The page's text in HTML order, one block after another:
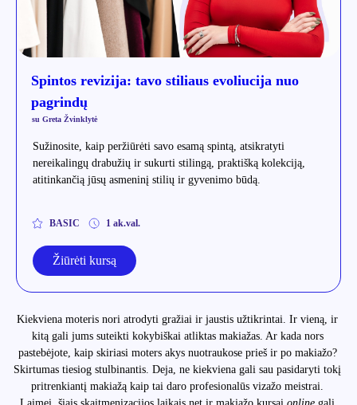
Spintos revizija: tavo stiliaus evoliucija nuo
pagrindų
su Greta Žvinklytė
Sužinosite, kaip peržiūrėti savo esamą spintą, atsikratyti
nereikalingų drabužių ir sukurti stilingą, praktišką kolekciją,
atitinkančią jūsų asmeninį stilių ir gyvenimo būdą.
BASIC 1 ak.val.
Žiūrėti kursą
Kiekviena moteris nori atrodyti gražiai ir jaustis užtikrintai. Ir vieną, ir
kitą gali jums suteikti kokybiškai atliktas makiažas. Ar kada nors
pastebėjote, kaip skiriasi moters akys nuotraukose prieš ir po makiažo?
Skirtumas tiesiog stulbinantis. Deja, ne kiekviena gali sau pasidaryti tokį
pritrenkiantį makiažą kaip tai daro profesionalūs vizažo meistrai.